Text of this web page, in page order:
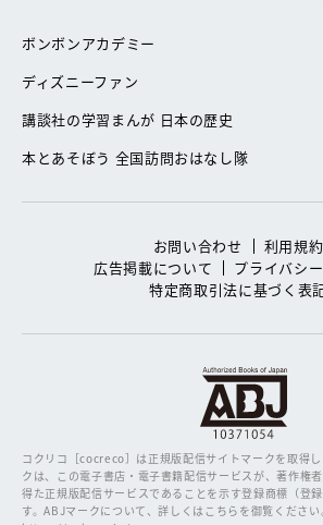
ボンボンアカデミー
ディズニーファン
講談社の学習まんが 日本の歴史
本とあそぼう 全国訪問おはなし隊
お問い合わせ
利用規約
広告掲載について
プライバシ
特定商取引法に基づく表
コクリコ［cocreco］は正規版配信サイトマークを取得
クは、この電子書店・電子書籍配信サービスが、著作権
得た正規版配信サービスであることを示す登録商標（登
す。ABJマークについて、詳しくはこちらを御覧ください